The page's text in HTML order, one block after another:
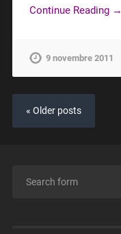
Continue Reading →
9 novembre 2011
« Older posts